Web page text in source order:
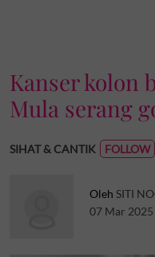
Kanser kolon
Mula serang
SIHAT & CANTIK
Oleh SITI
07 Mar